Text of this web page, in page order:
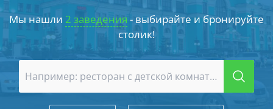
Мы нашли 2 заведения - выбирайте и бронируйте
столик!